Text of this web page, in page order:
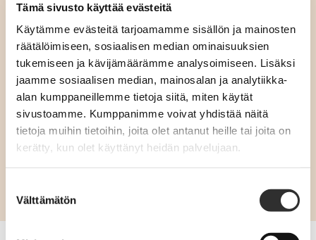
Tämä sivusto käyttää evästeitä
Käytämme evästeitä tarjoamamme sisällön ja mainosten
räätälöimiseen, sosiaalisen median ominaisuuksien
tukemiseen ja kävijämäärämme analysoimiseen. Lisäksi
jaamme sosiaalisen median, mainosalan ja analytiikka-
alan kumppaneillemme tietoja siitä, miten käytät
sivustoamme. Kumppanimme voivat yhdistää näitä
tietoja muihin tietoihin, joita olet antanut heille tai joita on
kerätty, kun olet käyttänyt heidän palvelujaan.
valinta
Välttämätön
Puheenvuoro: Elvi Härkänen, C-kanttori